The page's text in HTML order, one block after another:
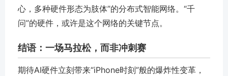
心，多种硬件形态为肢体”的分布式智能网络。“千
问”的硬件，或许是这个网络的关键节点。
结语：一场马拉松，而非冲刺赛
期待AI硬件立刻带来“iPhone时刻”般的爆炸性变革，